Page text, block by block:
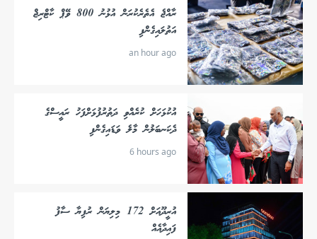
ރާއްޖެ އެތެރެކުރަން އުޅުނު 800 ވޭޕް ކާޓްރިޖް
އަތުލައިގެންފި
an hour ago
އުކުޅަހަށް ކުރެއްވި ދަތުރުފުޅަށްފަހު ރައީސްގެ
ދެކަނބަލުން މާލެ ވަޑައިގެންފި
6 hours ago
އުރީދޫއަށް 172 މިލިޔަން ރުފިޔާ ސާފު
ފައިދާއެއް